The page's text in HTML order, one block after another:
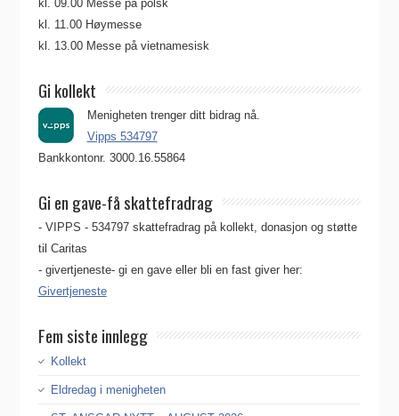
kl. 09.00 Messe på polsk
kl. 11.00 Høymesse
kl. 13.00 Messe på vietnamesisk
Gi kollekt
Menigheten trenger ditt bidrag nå.
Vipps 534797
Bankkontonr. 3000.16.55864
Gi en gave-få skattefradrag
- VIPPS - 534797 skattefradrag på kollekt, donasjon og støtte
til Caritas
- givertjeneste- gi en gave eller bli en fast giver her:
Givertjeneste
Fem siste innlegg
Kollekt
Eldredag i menigheten